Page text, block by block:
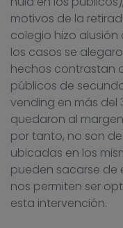
motivos de la
colegio hizo
los casos se
hechos contrastan
públicos de
vending en más del
quedaron al
por tanto, no son
ubicadas en los
pueden sacarse
nos permiten ser
esta intervención.